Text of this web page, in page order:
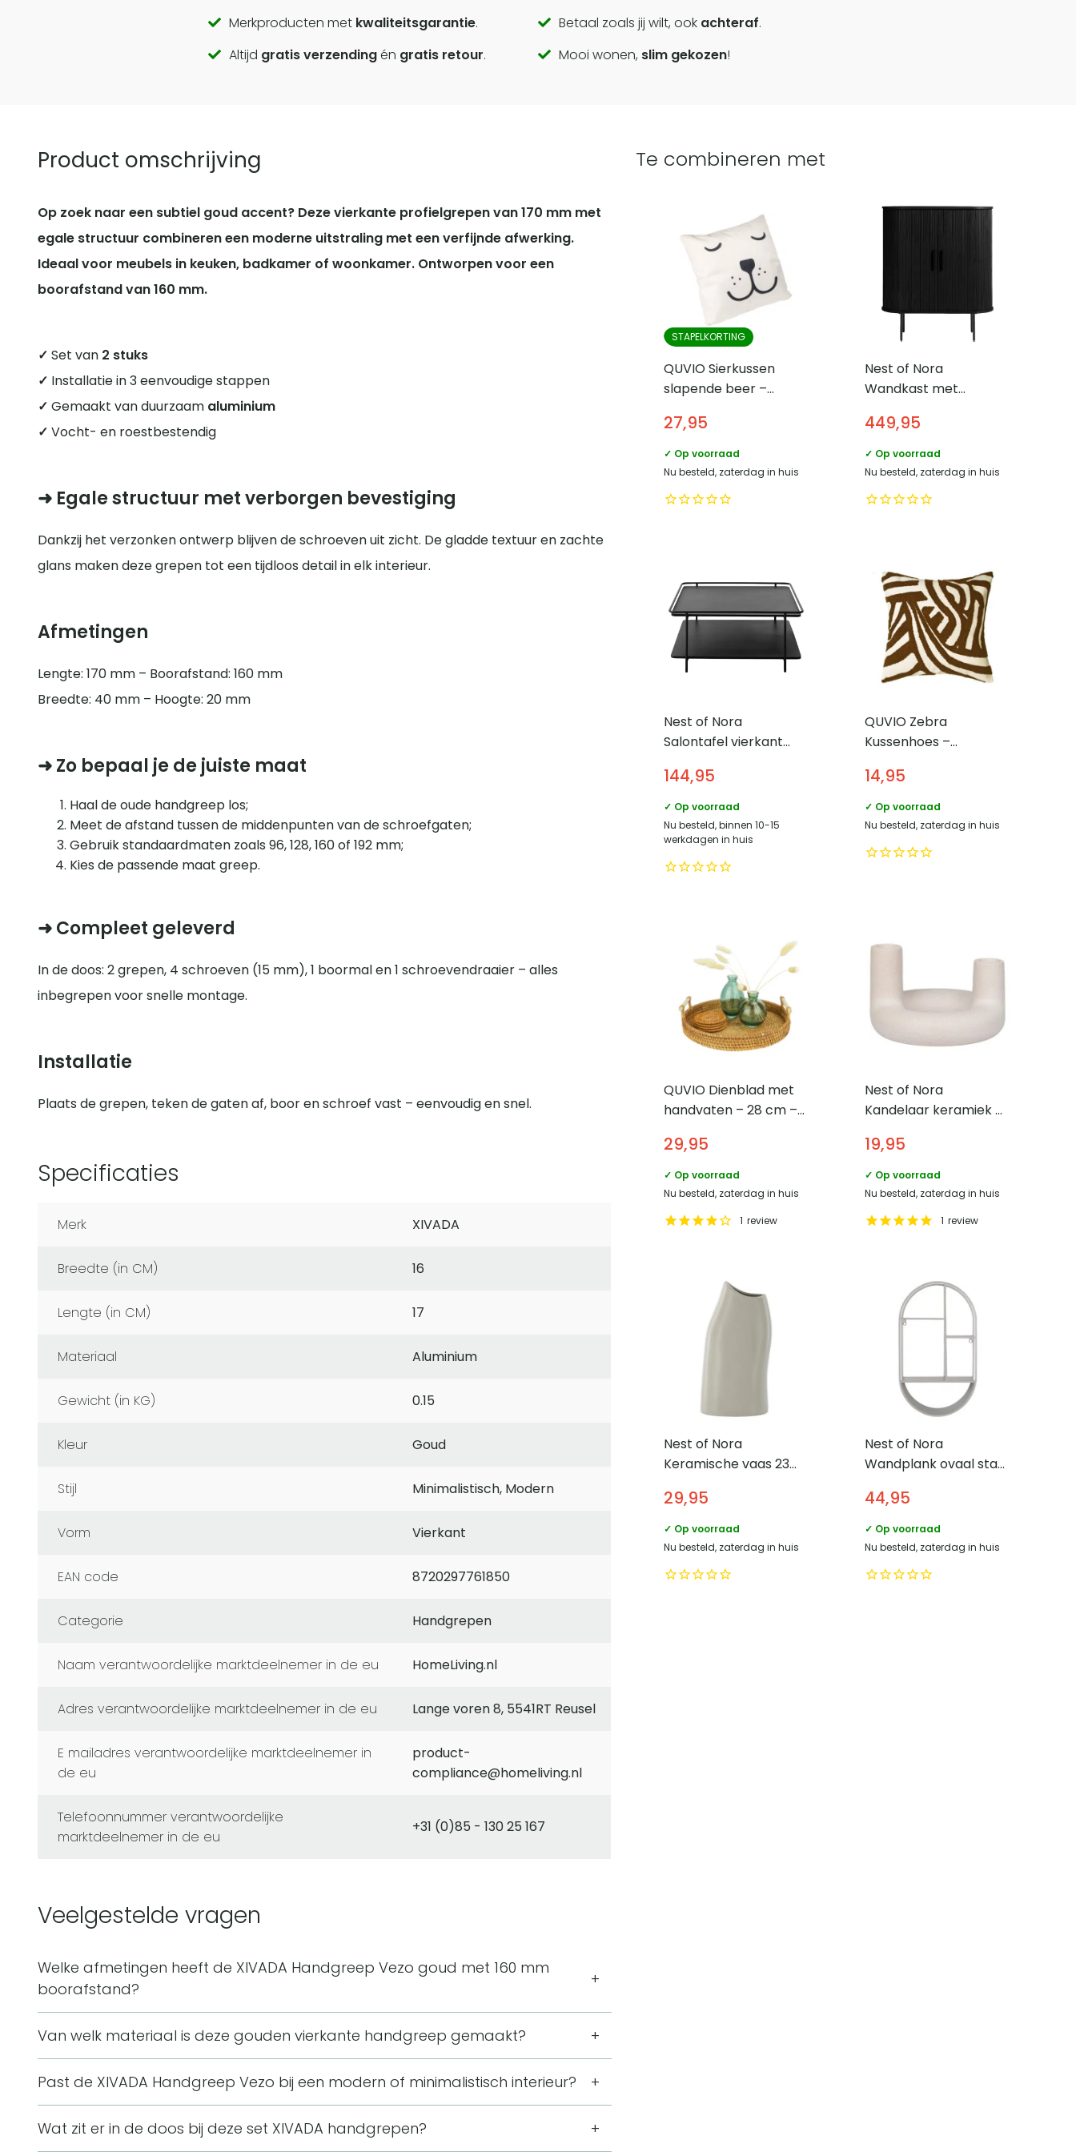
Call
to
Merkproducten met kwaliteitsgarantie. Betaal zoals jij wilt, ook achteraf.
Altijd gratis verzendingén gratis retour. Mooi wonen, slim gekozen!
Product omschrijving
Op zoek naar een subtiel goud accent? Deze vierkante profielgrepen van 170 mm met
egale structuur combineren een moderne uitstraling met een verfijnde afwerking.
Ideaal voor meubels in keuken, badkamer of woonkamer. Ontworpen voor een
boorafstand van 160 mm.
✓ Set van 2 stuks
✓ Installatie in 3 eenvoudige stappen
✓ Gemaakt van duurzaam aluminium
✓ Vocht- en roestbestendig
➜ Egale structuur met verborgen bevestiging
Dankzij het verzonken ontwerp blijven de schroeven uit zicht. De gladde textuur en zachte
glans maken deze grepen tot een tijdloos detail in elk interieur.
Afmetingen
Lengte: 170 mm – Boorafstand: 160 mm
Breedte: 40 mm – Hoogte: 20 mm
➜ Zo bepaal je de juiste maat
Haal de oude handgreep los;
Meet de afstand tussen de middenpunten van de schroefgaten;
Gebruik standaardmaten zoals 96, 128, 160 of 192 mm;
Kies de passende maat greep.
➜ Compleet geleverd
In de doos: 2 grepen, 4 schroeven (15 mm), 1 boormal en 1 schroevendraaier – alles
inbegrepen voor snelle montage.
Installatie
Plaats de grepen, teken de gaten af, boor en schroef vast – eenvoudig en snel.
Specificaties
Merk XIVADA
Breedte (in CM) 16
Lengte (in CM) 17
Materiaal Aluminium
Gewicht (in KG) 0.15
Kleur Goud
Stijl Minimalistisch, Modern
Vorm Vierkant
EAN code 8720297761850
Categorie Handgrepen
naam verantwoordelijke marktdeelnemer in de eu HomeLiving.nl
adres verantwoordelijke marktdeelnemer in de eu Lange voren 8, 5541RT Reusel
e mailadres verantwoordelijke marktdeelnemer in
de eu
product-
compliance@homeliving.nl
telefoonnummer verantwoordelijke
marktdeelnemer in de eu
+31 (0)85 - 130 25 167
Veelgestelde vragen
Welke afmetingen heeft de XIVADA Handgreep Vezo goud met 160 mm
boorafstand?
20 mm. De boorafstand is 160 mm, gemeten tussen de middenpunten van de
schroefgaten.
Van welk materiaal is deze gouden vierkante handgreep gemaakt?
daardoor geschikt voor meubels in onder andere keuken, badkamer en woonkamer.
Past de XIVADA Handgreep Vezo bij een modern of minimalistisch interieur?
afwerking. Door de moderne en minimalistische stijl werkt hij goed als verfijnd accent op
Wat zit er in de doos bij deze set XIVADA handgrepen?
Te combineren met
STAPELKORTING
QUVIO Sierkussen
slapende beer –
45 x 45 cm
27,95
✓ Op voorraad
Nu besteld, zaterdag in huis
Nest of Nora
Wandkast met
Eikenfineer – Zwart
449,95
✓ Op voorraad
Nu besteld, zaterdag in huis
Nest of Nora
Salontafel vierkant
cm – Metaal – Zwart
144,95
✓ Op voorraad
Nu besteld, binnen 10-15
werkdagen in huis
QUVIO Zebra
Kussenhoes –
45×45 cm – Bruin –
Wit
14,95
✓ Op voorraad
Nu besteld, zaterdag in huis
QUVIO Dienblad met
handvaten – 28 cm –
29,95
✓ Op voorraad
Nu besteld, zaterdag in huis
1 review
Nest of Nora
Kandelaar keramiek –
19,95
✓ Op voorraad
Nu besteld, zaterdag in huis
1 review
Nest of Nora
Keramische vaas 23
29,95
✓ Op voorraad
Nu besteld, zaterdag in huis
Nest of Nora
Wandplank ovaal staal
44,95
✓ Op voorraad
Nu besteld, zaterdag in huis